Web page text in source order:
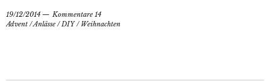
19/12/2014
Kommentare 14
Advent /Anlässe /DIY/ Weihnachten